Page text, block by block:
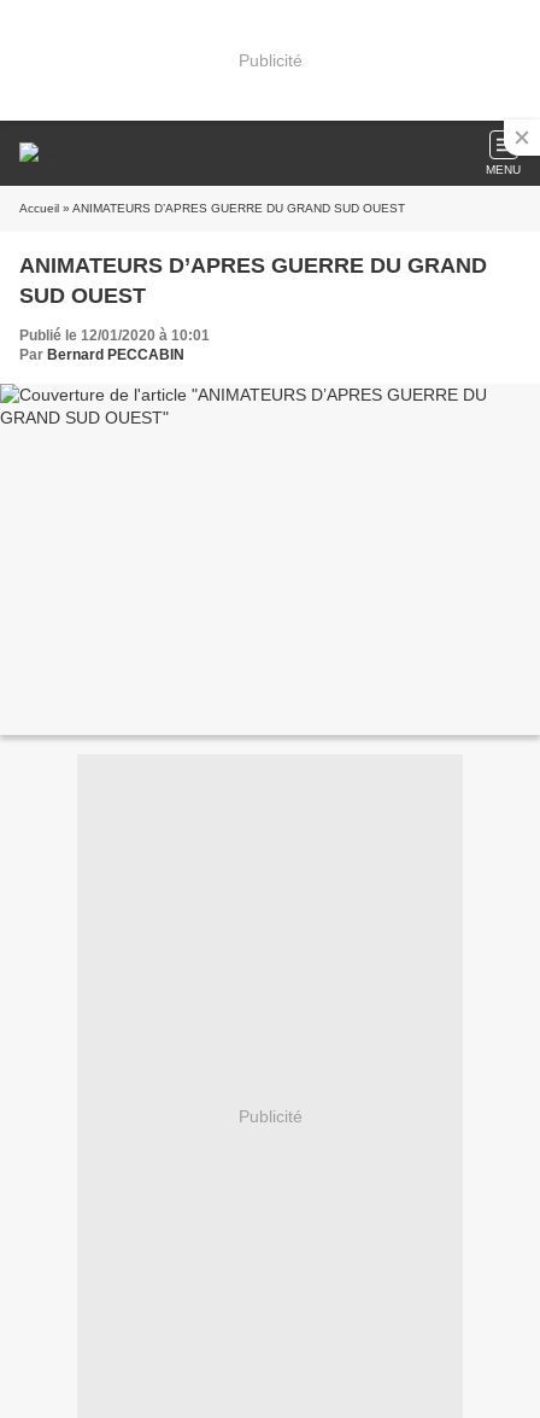
Publicité
MENU
Accueil » ANIMATEURS D’APRES GUERRE DU GRAND SUD OUEST
ANIMATEURS D’APRES GUERRE DU GRAND
SUD OUEST
Publié le 12/01/2020 à 10:01
Par Bernard PECCABIN
Publicité